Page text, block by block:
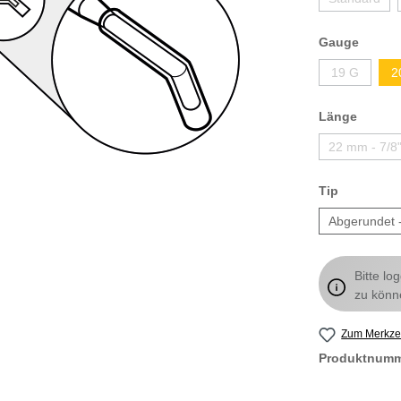
Gauge
19 G
Länge
22 mm - 7/8"
Tip
Abgerundet
Bitte
zu
Zum